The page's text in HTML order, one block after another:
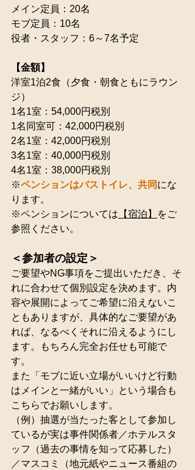
メイン定員：20名
モブ定員：10名
役者・スタッフ：6～7名予定
【金額】
洋室1泊2食（夕食・朝食ともにラウン
ジ）
1名1室：54,000円税別
1名同室可：42,000円税別
2名1室：42,000円税別
3名1室：40,000円税別
4名1室：38,000円税別
※ペンションはバストイレ、共同 にな
ります。
※ペンションについては 【宿泊】
をご
参照ください。
＜参加者の設定＞
ご要望やNG事項をご提出いただき、そ
れに合わせて個別設定を決めます。内
容や展開によってご希望に沿えないこ
ともありますが、具体的なご要望があ
れば、なるべくそれに沿えるようにし
ます。もちろん完全お任せも可能で
す。
また「モブに近い立場がいいけど行動
はメインと一緒がいい」という場合も
こちらでお願いします。
（例）抽選が当たった客として参加し
ているが実は事件関係者／ホテルスタ
ッフ（過去の事情を知って応募した）
／マスコミ（地元紙やニュース番組の